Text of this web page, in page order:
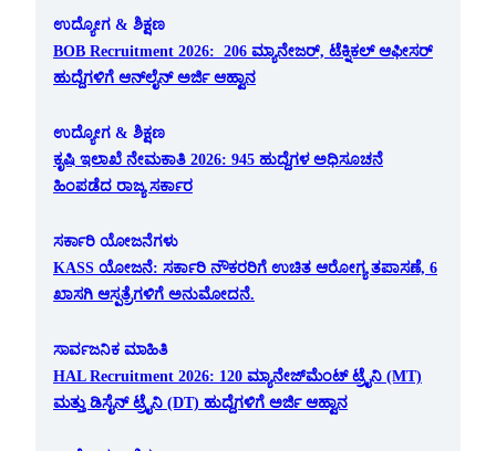
ಉದ್ಯೋಗ & ಶಿಕ್ಷಣ
BOB Recruitment 2026: 206 ಮ್ಯಾನೇಜರ್, ಟೆಕ್ನಿಕಲ್ ಆಫೀಸರ್
ಹುದ್ದೆಗಳಿಗೆ ಆನ್‌ಲೈನ್ ಅರ್ಜಿ ಆಹ್ವಾನ
ಉದ್ಯೋಗ & ಶಿಕ್ಷಣ
ಕೃಷಿ ಇಲಾಖೆ ನೇಮಕಾತಿ 2026: 945 ಹುದ್ದೆಗಳ ಅಧಿಸೂಚನೆ
ಹಿಂಪಡೆದ ರಾಜ್ಯ ಸರ್ಕಾರ
ಸರ್ಕಾರಿ ಯೋಜನೆಗಳು
KASS ಯೋಜನೆ: ಸರ್ಕಾರಿ ನೌಕರರಿಗೆ ಉಚಿತ ಆರೋಗ್ಯ ತಪಾಸಣೆ, 6
ಖಾಸಗಿ ಆಸ್ಪತ್ರೆಗಳಿಗೆ ಅನುಮೋದನೆ.
ಸಾರ್ವಜನಿಕ ಮಾಹಿತಿ
HAL Recruitment 2026: 120 ಮ್ಯಾನೇಜ್‌ಮೆಂಟ್ ಟ್ರೈನಿ (MT)
ಮತ್ತು ಡಿಸೈನ್ ಟ್ರೈನಿ (DT) ಹುದ್ದೆಗಳಿಗೆ ಅರ್ಜಿ ಆಹ್ವಾನ